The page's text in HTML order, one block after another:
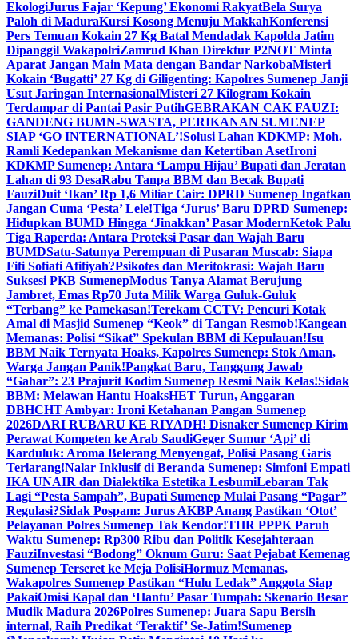
EkologiJurus Fajar ‘Kepung’ Ekonomi RakyatBela Surya
Paloh di MaduraKursi Kosong Menuju MakkahKonferensi
Pers Temuan Kokain 27 Kg Batal Mendadak Kapolda Jatim
Dipanggil WakapolriZamrud Khan Direktur P2NOT Minta
Aparat Jangan Main Mata dengan Bandar NarkobaMisteri
Kokain ‘Bugatti’ 27 Kg di Giligenting: Kapolres Sumenep Janji
Usut Jaringan InternasionalMisteri 27 Kilogram Kokain
Terdampar di Pantai Pasir PutihGEBRAKAN CAK FAUZI:
GANDENG BUMN-SWASTA, PERIKANAN SUMENEP
SIAP ‘GO INTERNATIONAL’!Solusi Lahan KDKMP: Moh.
Ramli Kedepankan Mekanisme dan Ketertiban AsetIroni
KDKMP Sumenep: Antara ‘Lampu Hijau’ Bupati dan Jeratan
Lahan di 93 DesaRabu Tanpa BBM dan Becak Bupati
FauziDuit ‘Ikan’ Rp 1,6 Miliar Cair: DPRD Sumenep Ingatkan
Jangan Cuma ‘Pesta’ Lele!Tiga ‘Jurus’ Baru DPRD Sumenep:
Hidupkan BUMD Hingga ‘Jinakkan’ Pasar ModernKetok Palu
Tiga Raperda: Antara Proteksi Pasar dan Wajah Baru
BUMDSatu-Satunya Perempuan di Pusaran Muscab: Siapa
Fifi Sofiati Afifiyah?Psikotes dan Meritokrasi: Wajah Baru
Suksesi PKB SumenepModus Tanya Alamat Berujung
Jambret, Emas Rp70 Juta Milik Warga Guluk-Guluk
“Terbang” ke Pamekasan!Terekam CCTV: Pencuri Kotak
Amal di Masjid Sumenep “Keok” di Tangan Resmob!Kangean
Memanas: Polisi “Sikat” Spekulan BBM di Kepulauan!Isu
BBM Naik Ternyata Hoaks, Kapolres Sumenep: Stok Aman,
Warga Jangan Panik!Pangkat Baru, Tanggung Jawab
“Gahar”: 23 Prajurit Kodim Sumenep Resmi Naik Kelas!Sidak
BBM: Melawan Hantu HoaksHET Turun, Anggaran
DBHCHT Ambyar: Ironi Ketahanan Pangan Sumenep
2026DARI RUBARU KE RIYADH! Disnaker Sumenep Kirim
Perawat Kompeten ke Arab SaudiGeger Sumur ‘Api’ di
Karduluk: Aroma Belerang Menyengat, Polisi Pasang Garis
Terlarang!Nalar Inklusif di Beranda Sumenep: Simfoni Empati
IKA UNAIR dan Dialektika Estetika LesbumiLebaran Tak
Lagi “Pesta Sampah”, Bupati Sumenep Mulai Pasang “Pagar”
Regulasi?Sidak Pospam: Jurus AKBP Anang Pastikan ‘Otot’
Pelayanan Polres Sumenep Tak Kendor!THR PPPK Paruh
Waktu Sumenep: Rp300 Ribu dan Politik Kesejahteraan
FauziInvestasi “Bodong” Oknum Guru: Saat Pejabat Kemenag
Sumenep Terseret ke Meja PolisiHormuz Memanas,
Wakapolres Sumenep Pastikan “Hulu Ledak” Anggota Siap
PakaiOmisi Kapal dan ‘Hantu’ Pasar Tumpah: Skenario Besar
Mudik Madura 2026Polres Sumenep: Juara Sapu Bersih
internal, Raih Predikat ‘Teraktif’ Se-Jatim!Sumenep